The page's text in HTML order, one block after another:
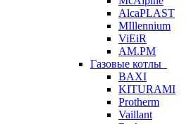
AlcaPLAST
MIllennium
ViEiR
AM.PM
Газовые котлы
BAXI
KITURAMI
Protherm
Vaillant